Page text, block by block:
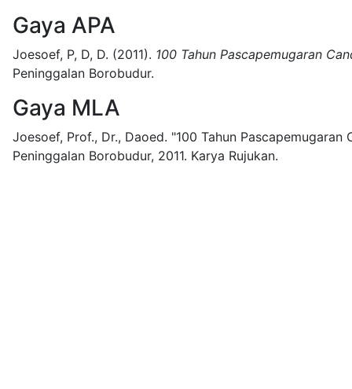
Gaya APA
Joesoef, P, D, D. (2011). 100 Tahun Pascapemugaran
Peninggalan Borobudur.
Gaya MLA
Joesoef, Prof., Dr., Daoed. "100 Tahun Pascapemugaran
Peninggalan Borobudur, 2011. Karya Rujukan.